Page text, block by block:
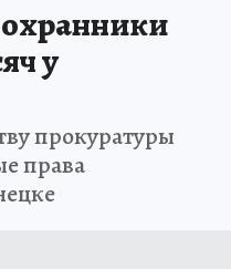
у
прокуратуры
права